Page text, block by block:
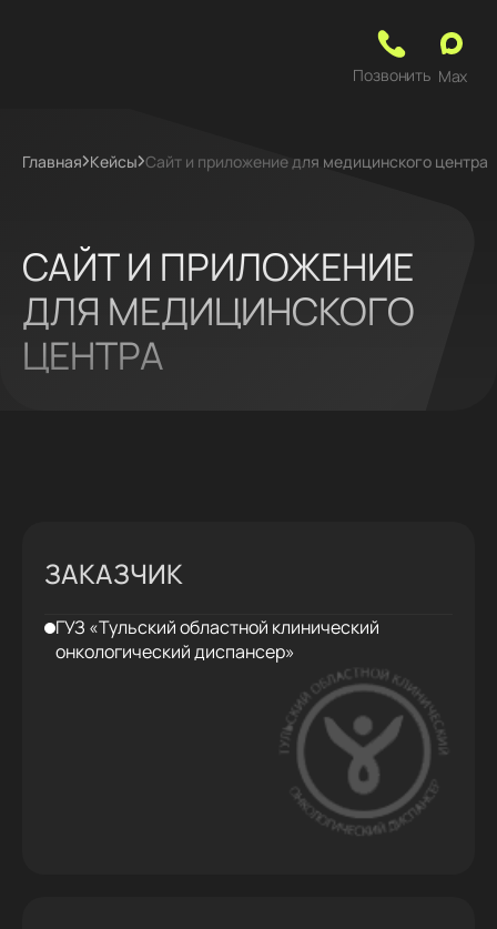
Позвонить Max
Главная Кейсы Сайт и приложение для медицинского центра
САЙТ И ПРИЛОЖЕНИЕ
ДЛЯ МЕДИЦИНСКОГО
ЦЕНТРА
ЗАКАЗЧИК
ГУЗ «Тульский областной клинический
онкологический диспансер»